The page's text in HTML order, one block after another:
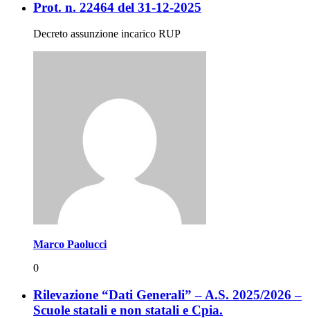
Prot. n. 22464 del 31-12-2025
Decreto assunzione incarico RUP
Marco Paolucci
0
Rilevazione “Dati Generali” – A.S. 2025/2026 –
Scuole statali e non statali e Cpia.